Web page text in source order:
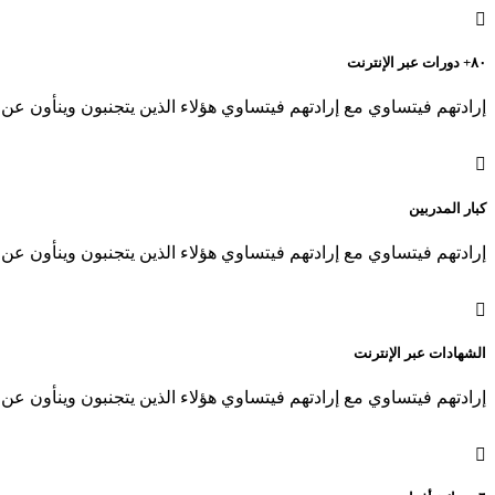
٨٠+ دورات عبر الإنترنت
إرادتهم فيتساوي مع إرادتهم فيتساوي هؤلاء الذين يتجنبون وينأون
كبار المدربين
إرادتهم فيتساوي مع إرادتهم فيتساوي هؤلاء الذين يتجنبون وينأون
الشهادات عبر الإنترنت
إرادتهم فيتساوي مع إرادتهم فيتساوي هؤلاء الذين يتجنبون وينأون